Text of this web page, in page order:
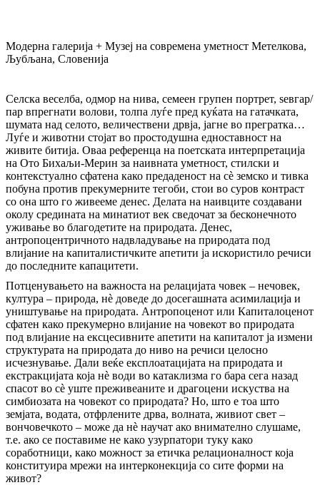
Mодерна галерија + Музеј на современа уметност Метелкова,
Љубљана, Словенија
Селска веселба, одмор на нива, семеен групен портрет, ѕевгар/
пар впрегнати волови, толпа луѓе пред куќата на гатачката,
шумата над селото, величествени дрвја, јагне во прегратка…
Луѓе и животни стојат во простодушна едноставност на
живите битија. Оваа референца на поетската интерпретација
на Ото Бихаљи-Мерин за наивната уметност, стилски и
контекстуално сфатена како предаденост на сè земско и тивка
побуна против прекумерните тегоби, стои во суров контраст
со она што го живееме денес. Делата на наивците создавани
околу средината на минатиот век сведочат за бесконечното
уживање во благодетите на природата. Денес,
антропоцентричното надвладување на природата под
влијание на капиталистичките апетити ја искористило речиси
до последните капацитети.
Потценувањето на важноста на релацијата човек – нечовек,
култура – природа, нѐ доведе до досегашната асимилација и
уништување на природата. Антропоценот или Капиталоценот
сфатен како прекумерно влијание на човекот во природата
под влијание на ексцесивните апетити на капиталот ја измени
структурата на природата до ниво на речиси целосно
исчезнување. Дали веќе експлоатацијата на природата и
екстракцијата која нѐ води во катаклизма го бара сега назад
спасот во сѐ уште преживеаните и драгоцени искуства на
симбиозата на човекот со природата? Но, што е тоа што
земјата, водата, отфрлените дрва, волната, живиот свет –
вончовечкото – може да нѐ научат ако внимателно слушаме,
т.е. ако се поставиме не како узурпатори туку како
соработници, како можност за етичка релационалност која
конституира мрежи на интерконекција со сите форми на
живот?